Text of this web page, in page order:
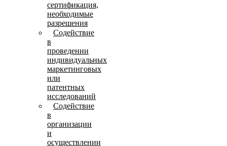
сертификация,
необходимые
разрешения
Содействие
в
проведении
индивидуальных
маркетинговых
или
патентных
исследований
Содействие
в
организации
и
осуществлении